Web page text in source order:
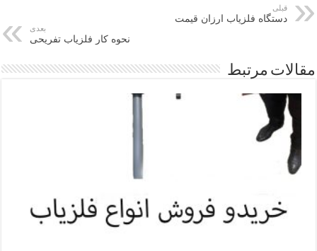
قبلی
دستگاه فلزیاب ارزان قیمت
بعدی
نحوه کار فلزیاب تفریحی
مقالات مرتبط